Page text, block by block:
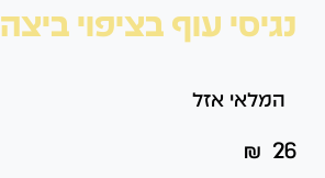
נגיסי עוף בציפוי ביצה
המלאי אזל
₪ 26